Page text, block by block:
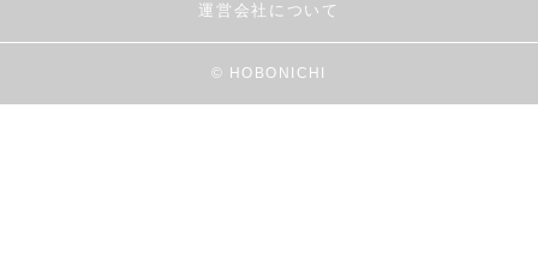
運営会社について
© HOBONICHI